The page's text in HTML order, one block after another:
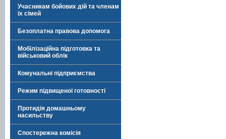
Учасникам бойових дій та членам
їх сімей
Безоплатна правова допомога
Мобілізаційна підготовка та
військовий облік
Комунальні підприємства
Режим підвищеної готовності
Протидія домашньому
насильству
Спостережна комісія